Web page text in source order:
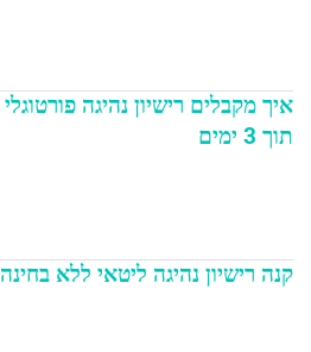
איך מקבלים רישיון נהיגה פורטוגלי
תוך 3 ימים
קנה רישיון נהיגה ליטאי ללא בחינה